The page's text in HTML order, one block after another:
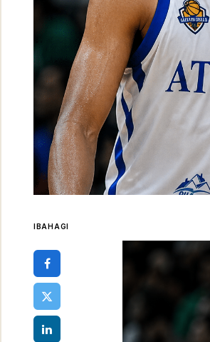
IBAHAGI